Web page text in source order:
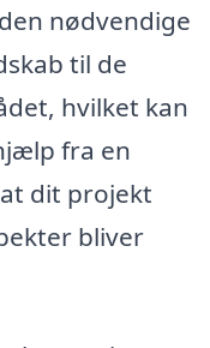
nødvendige
til de
hvilket kan
fra en
dit projekt
bliver